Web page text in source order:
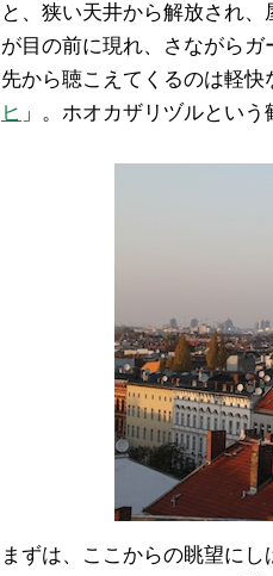
と、狭い天井から解放され
が目の前に現れ、さながら
先から聴こえてくるのは軽快
ヒ 」。ホオカザリヅルという
まずは、ここからの眺望に